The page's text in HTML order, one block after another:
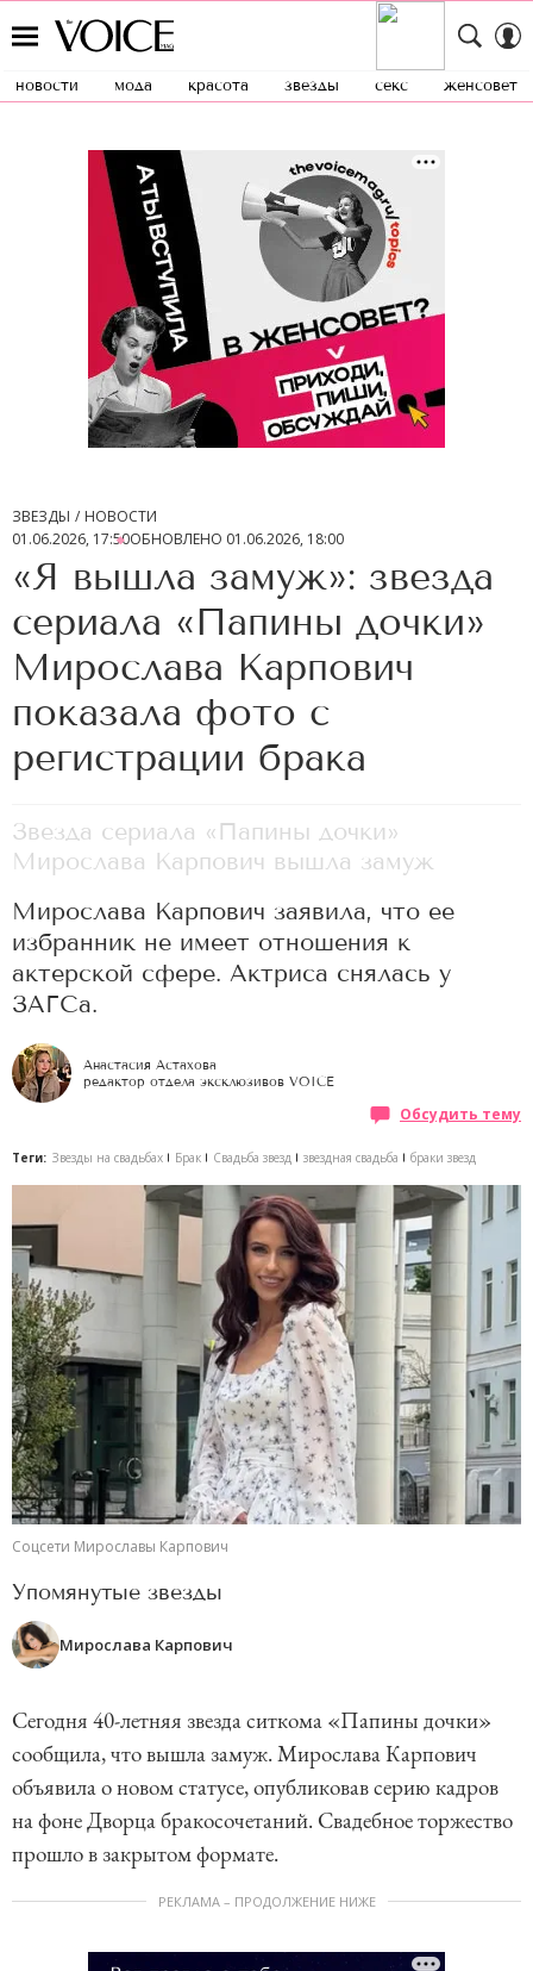
новости мода красота звезды секс женсовет
ЗВЕЗДЫ
НОВОСТИ
01.06.2026, 17:50ОБНОВЛЕНО 01.06.2026, 18:00
«Я вышла замуж»: звезда
сериала «Папины дочки»
Мирослава Карпович
показала фото с
регистрации брака
Звезда сериала «Папины дочки»
Мирослава Карпович вышла замуж
Мирослава Карпович заявила, что ее
избранник не имеет отношения к
актерской сфере. Актриса снялась у
ЗАГСа.
Анастасия Астахова
редактор отдела эксклюзивов VOICE
Обсудить тему
Теги: Звезды на свадьбах Брак Свадьба звезд звездная свадьба браки звезд
Соцсети Мирославы Карпович
Упомянутые звезды
Мирослава Карпович
Сегодня 40-летняя звезда ситкома «Папины дочки»
сообщила, что вышла замуж. Мирослава Карпович
объявила о новом статусе, опубликовав серию кадров
на фоне Дворца бракосочетаний. Свадебное торжество
прошло в закрытом формате.
РЕКЛАМА – ПРОДОЛЖЕНИЕ НИЖЕ